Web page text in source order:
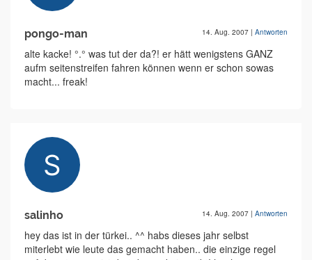
pongo-man 14. Aug. 2007 | Antworten
alte kacke! °.° was tut der da?! er hätt wenigstens GANZ
aufm seitenstreifen fahren können wenn er schon sowas
macht... freak!
salinho 14. Aug. 2007 | Antworten
hey das ist in der türkei.. ^^ habs dieses jahr selbst
miterlebt wie leute das gemacht haben.. die einzige regel